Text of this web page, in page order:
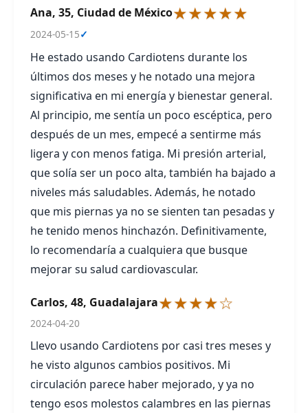
Ana, 35, Ciudad de México★★★★★
2024-05-15✓
He estado usando Cardiotens durante los
últimos dos meses y he notado una mejora
significativa en mi energía y bienestar general.
Al principio, me sentía un poco escéptica, pero
después de un mes, empecé a sentirme más
ligera y con menos fatiga. Mi presión arterial,
que solía ser un poco alta, también ha bajado a
niveles más saludables. Además, he notado
que mis piernas ya no se sienten tan pesadas y
he tenido menos hinchazón. Definitivamente,
lo recomendaría a cualquiera que busque
mejorar su salud cardiovascular.
Carlos, 48, Guadalajara★★★★☆
2024-04-20
Llevo usando Cardiotens por casi tres meses y
he visto algunos cambios positivos. Mi
circulación parece haber mejorado, y ya no
tengo esos molestos calambres en las piernas